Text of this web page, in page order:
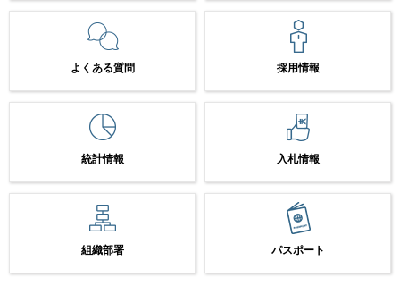
よくある質問 採用情報
統計情報 入札情報
組織部署 パスポート